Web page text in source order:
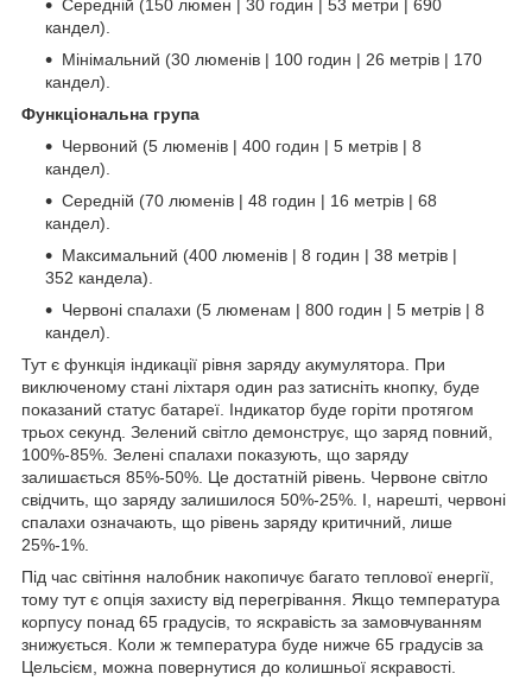
Середній (150 люмен | 30 годин | 53 метри | 690
кандел).
Мінімальний (30 люменів | 100 годин | 26 метрів | 170
кандел).
Функціональна група
Червоний (5 люменів | 400 годин | 5 метрів | 8
кандел).
Середній (70 люменів | 48 годин | 16 метрів | 68
кандел).
Максимальний (400 люменів | 8 годин | 38 метрів |
352 кандела).
Червоні спалахи (5 люменам | 800 годин | 5 метрів | 8
кандел).
Тут є функція індикації рівня заряду акумулятора. При
виключеному стані ліхтаря один раз затисніть кнопку, буде
показаний статус батареї. Індикатор буде горіти протягом
трьох секунд. Зелений світло демонструє, що заряд повний,
100%-85%. Зелені спалахи показують, що заряду
залишається 85%-50%. Це достатній рівень. Червоне світло
свідчить, що заряду залишилося 50%-25%. І, нарешті, червоні
спалахи означають, що рівень заряду критичний, лише
25%-1%.
Під час світіння налобник накопичує багато теплової енергії,
тому тут є опція захисту від перегрівання. Якщо температура
корпусу понад 65 градусів, то яскравість за замовчуванням
знижується. Коли ж температура буде нижче 65 градусів за
Цельсієм, можна повернутися до колишньої яскравості.